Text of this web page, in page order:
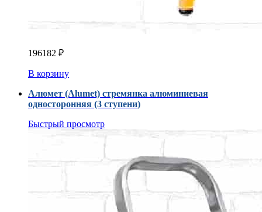
196182 ₽
В корзину
Алюмет (Alumet) стремянка алюминиевая
односторонняя (3 ступени)
Быстрый просмотр